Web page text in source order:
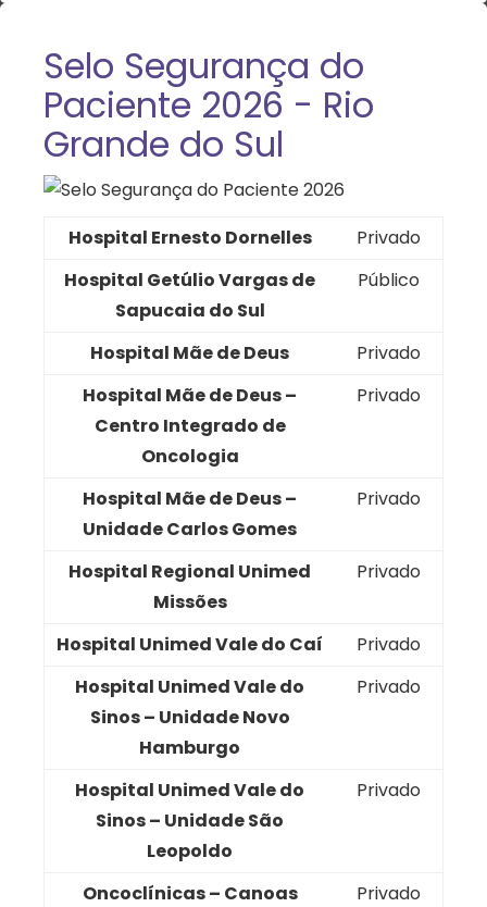
Selo Segurança do
Paciente 2026 - Rio
Grande do Sul
Hospital Ernesto Dornelles
Privado
Hospital Getúlio Vargas de
Sapucaia do Sul
Público
Hospital Mãe de Deus
Privado
Hospital Mãe de Deus –
Centro Integrado de
Oncologia
Privado
Hospital Mãe de Deus –
Unidade Carlos Gomes
Privado
Hospital Regional Unimed
Missões
Privado
Hospital Unimed Vale do Caí
Privado
Hospital Unimed Vale do
Sinos – Unidade Novo
Hamburgo
Privado
Hospital Unimed Vale do
Sinos – Unidade São
Leopoldo
Privado
Oncoclínicas – Canoas
Privado